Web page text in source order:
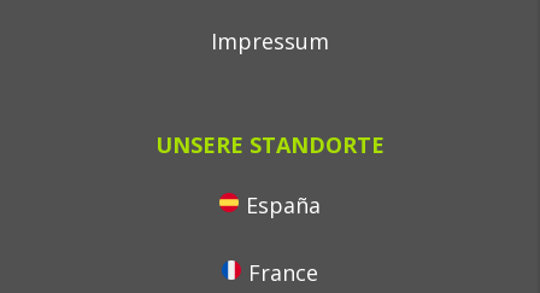
Impressum
UNSERE STANDORTE
España
France